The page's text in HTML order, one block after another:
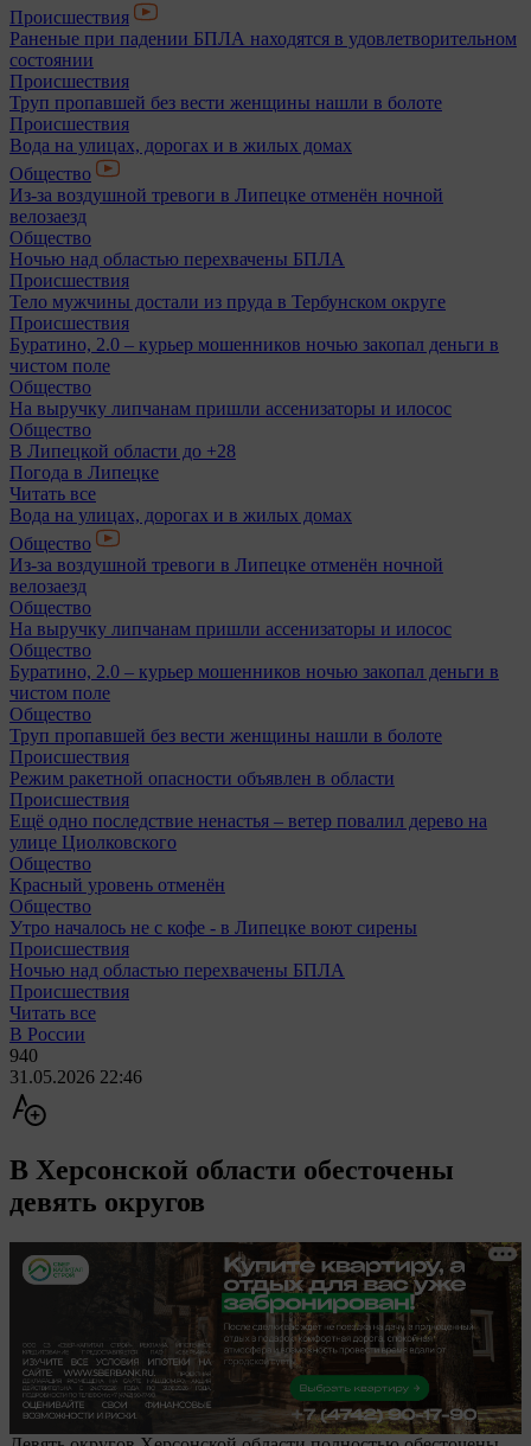
Происшествия
Раненые при падении БПЛА находятся в удовлетворительном
состоянии
Происшествия
Труп пропавшей без вести женщины нашли в болоте
Происшествия
Вода на улицах, дорогах и в жилых домах
Общество
Из-за воздушной тревоги в Липецке отменён ночной
велозаезд
Общество
Ночью над областью перехвачены БПЛА
Происшествия
Тело мужчины достали из пруда в Тербунском округе
Происшествия
Буратино, 2.0 – курьер мошенников ночью закопал деньги в
чистом поле
Общество
На выручку липчанам пришли ассенизаторы и илосос
Общество
В Липецкой области до +28
Погода в Липецке
Читать все
Вода на улицах, дорогах и в жилых домах
Общество
Из-за воздушной тревоги в Липецке отменён ночной
велозаезд
Общество
На выручку липчанам пришли ассенизаторы и илосос
Общество
Буратино, 2.0 – курьер мошенников ночью закопал деньги в
чистом поле
Общество
Труп пропавшей без вести женщины нашли в болоте
Происшествия
Режим ракетной опасности объявлен в области
Происшествия
Ещё одно последствие ненастья – ветер повалил дерево на
улице Циолковского
Общество
Красный уровень отменён
Общество
Утро началось не с кофе - в Липецке воют сирены
Происшествия
Ночью над областью перехвачены БПЛА
Происшествия
Читать все
В России
940
31.05.2026 22:46
В Херсонской области обесточены
девять округов